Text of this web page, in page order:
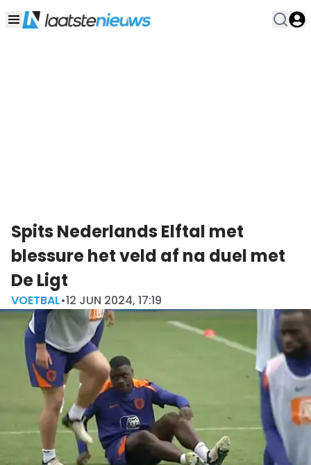
Spits Nederlands Elftal met
blessure het veld af na duel met
De Ligt
VOETBAL•12 JUN 2024, 17:19